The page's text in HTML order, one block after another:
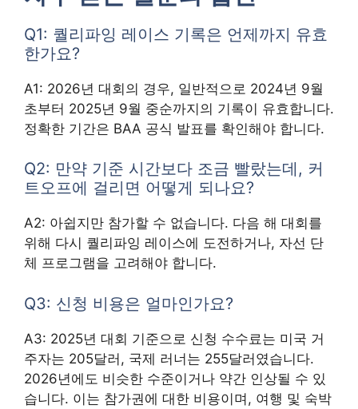
Q1: 퀄리파잉 레이스 기록은 언제까지 유효
한가요?
A1: 2026년 대회의 경우, 일반적으로 2024년 9월
초부터 2025년 9월 중순까지의 기록이 유효합니다.
정확한 기간은 BAA 공식 발표를 확인해야 합니다.
Q2: 만약 기준 시간보다 조금 빨랐는데, 커
트오프에 걸리면 어떻게 되나요?
A2: 아쉽지만 참가할 수 없습니다. 다음 해 대회를
위해 다시 퀄리파잉 레이스에 도전하거나, 자선 단
체 프로그램을 고려해야 합니다.
Q3: 신청 비용은 얼마인가요?
A3: 2025년 대회 기준으로 신청 수수료는 미국 거
주자는 205달러, 국제 러너는 255달러였습니다.
2026년에도 비슷한 수준이거나 약간 인상될 수 있
습니다. 이는 참가권에 대한 비용이며, 여행 및 숙박